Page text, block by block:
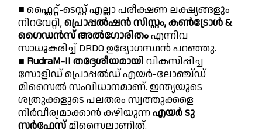
■ ഫ്ലൈറ്റ്-ടെസ്റ്റ് എല്ലാ പരീക്ഷണ ലക്ഷ്യങ്ങളും
നിറവേറ്റി,പ്രൊപ്പൽഷൻ സിസ്റ്റം, കൺട്രോൾ &
ഗൈഡൻസ് അൽഗോരിതംഎന്നിവ
സാധൂകരിച്ച് DRDO ഉദ്യോഗസ്ഥൻ പറഞ്ഞു.
■ RudraM-II തദ്ദേശീയമായി വികസിപ്പിച്ച
സോളിഡ് പ്രൊപ്പൽഡ് എയർ-ലോഞ്ച്ഡ്
മിസൈൽ സംവിധാനമാണ്. ഇന്ത്യയുടെ
ശത്രുക്കളുടെ പലതരം സ്വത്തുക്കളെ
നിർവീര്യമാക്കാൻ കഴിയുന്നഎയർ ടു
സർഫേസ്മിസൈലാണിത്.